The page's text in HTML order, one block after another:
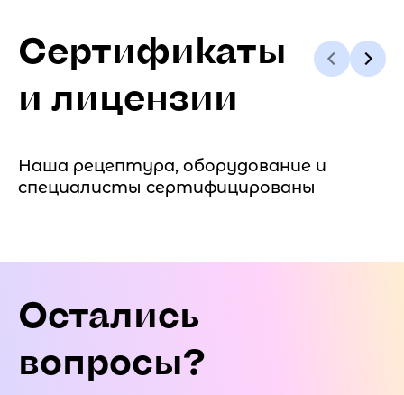
Сертификаты
и лицензии
Наша рецептура, оборудование и
специалисты сертифицированы
Остались
вопросы?